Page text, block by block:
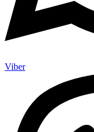
Viber